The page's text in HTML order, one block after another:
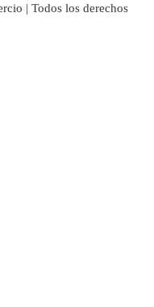
| Todos los derechos